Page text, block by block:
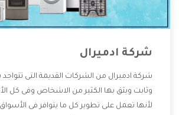
شركة ادميرال
شركة ادميرال من الشركات القديمة التى
وثابت ويثق بها الكثير من الاشخاص وفى كل
لأنها تعمل على تطوير كل ما يتوافر فى